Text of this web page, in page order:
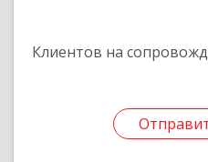
Клиентов на